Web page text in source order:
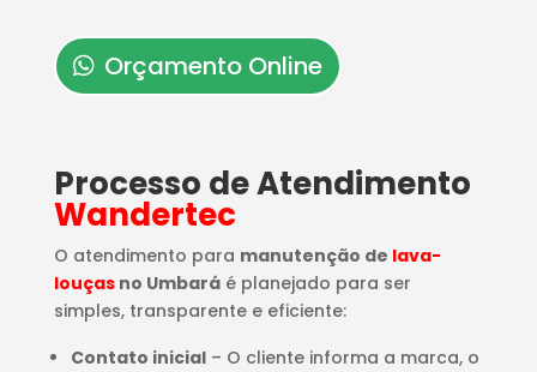
Orçamento Online
Processo de Atendimento
Wandertec
O atendimento para manutenção de lava-
louçasno Umbaráé planejado para ser
simples, transparente e eficiente:
Contato inicial– O cliente informa a marca, o